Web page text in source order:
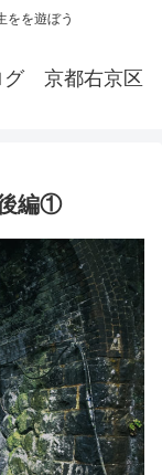
を遊ぼう
グ 京都右京区
編①